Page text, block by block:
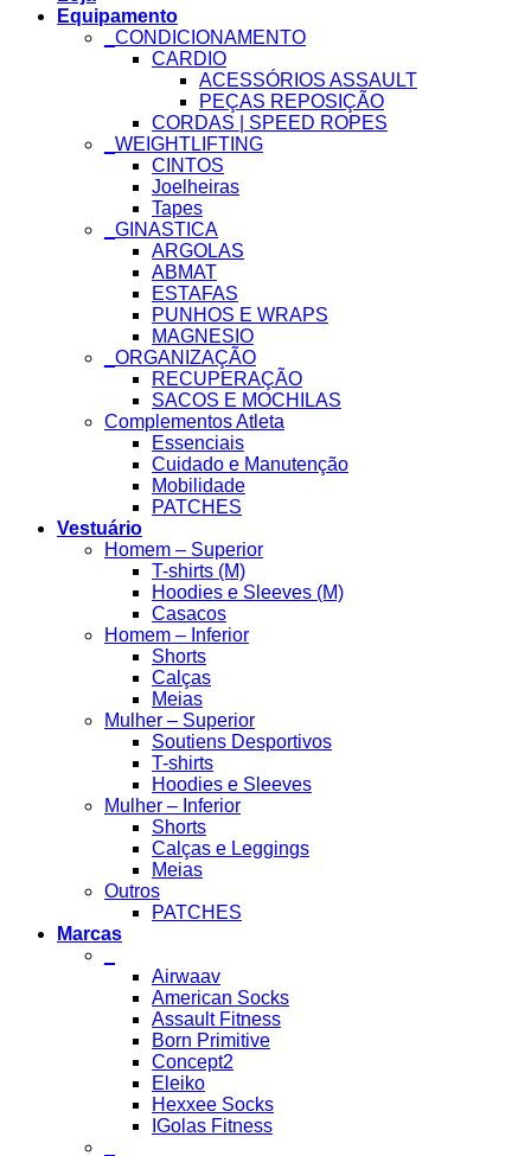
Equipamento
_CONDICIONAMENTO
CARDIO
ACESSÓRIOS ASSAULT
PEÇAS REPOSIÇÃO
CORDAS | SPEED ROPES
_WEIGHTLIFTING
CINTOS
Joelheiras
Tapes
_GINASTICA
ARGOLAS
ABMAT
ESTAFAS
PUNHOS E WRAPS
MAGNESIO
_ORGANIZAÇÃO
RECUPERAÇÃO
SACOS E MOCHILAS
Complementos Atleta
Essenciais
Cuidado e Manutenção
Mobilidade
PATCHES
Vestuário
Homem – Superior
T-shirts (M)
Hoodies e Sleeves (M)
Casacos
Homem – Inferior
Shorts
Calças
Meias
Mulher – Superior
Soutiens Desportivos
T-shirts
Hoodies e Sleeves
Mulher – Inferior
Shorts
Calças e Leggings
Meias
Outros
PATCHES
Marcas
Airwaav
American Socks
Assault Fitness
Born Primitive
Concept2
Eleiko
Hexxee Socks
IGolas Fitness